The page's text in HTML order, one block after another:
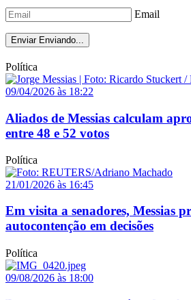
Email
Enviar Enviando...
Política
09/04/2026 às 18:22
Aliados de Messias calculam
entre 48 e 52 votos
Política
21/01/2026 às 16:45
Em visita a senadores, Messias
autocontenção em decisões
Política
09/08/2026 às 18:00